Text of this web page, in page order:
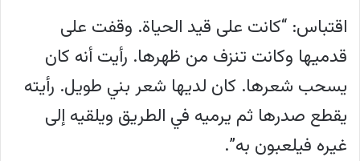
اقتباس: “كانت على قيد الحياة. وقفت على
قدميها وكانت تنزف من ظهرها. رأيت أنه كان
يسحب شعرها. كان لديها شعر بني طويل. رأيته
يقطع صدرها ثم يرميه في الطريق ويلقيه إلى
غيره فيلعبون به”.